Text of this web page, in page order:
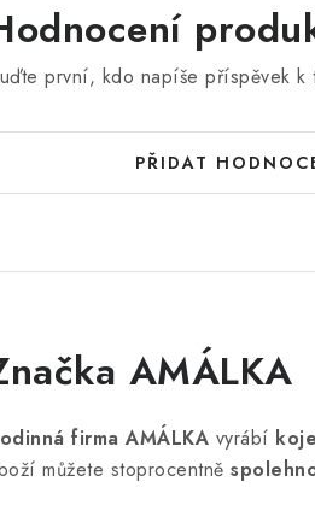
první, kdo napíše příspěvek k
PŘIDAT
AMÁLKA
firma AMÁLKA vyrábí
můžete stoprocentně